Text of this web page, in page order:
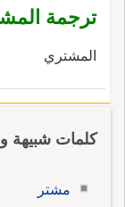
ترجمة
المشتري
كلمات شبيهة
مشتر